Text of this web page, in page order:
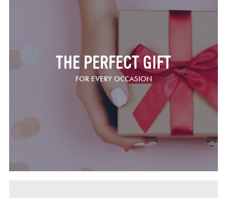
THE PERFECT GIFT
FOR EVERY OCCASION